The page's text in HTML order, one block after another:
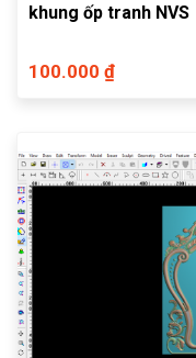
khung ốp tranh NVS
100.000 ₫